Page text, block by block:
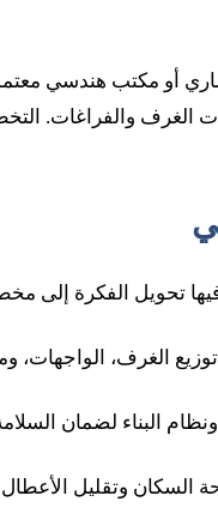
أو مكتب هندسي
والفراغات.
فيها تحويل الفكرة
توزيع الغرف، الواجهات،
البناء لضمان السلامة
السكان وتقليل الأعطال